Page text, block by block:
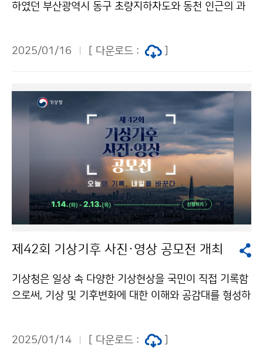
하였던 부산광역시 동구 초량지하차도와 동천 인근의 과
였다.
2025/01/16 [ 다운로드 :
제42회 기상기후 사진·영상 공모전 개최
기상청은 일상 속 다양한 기상현상을 국민이 직접 기록함
으로써, 기상 및 기후변화에 대한 이해와 공감대를 형성하
전 누리집(www.weather-photo.kr)을 통해 대한민국
2025/01/14 [ 다운로드 :